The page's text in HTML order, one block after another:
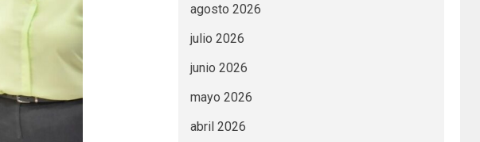
agosto 2026
julio 2026
junio 2026
mayo 2026
abril 2026